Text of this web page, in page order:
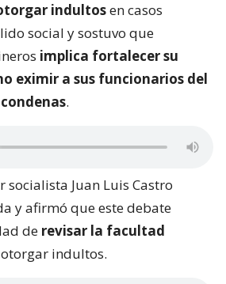
indultosen casos
social y sostuvo que
implica fortalecer su
eximir a sus funcionarios del
.
socialista Juan Luis Castro
y afirmó que este debate
de revisar la facultad
indultos.